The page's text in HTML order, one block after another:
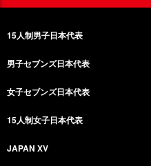
15人制男子日本代表
男子セブンズ日本代表
女子セブンズ日本代表
15人制女子日本代表
JAPAN XV